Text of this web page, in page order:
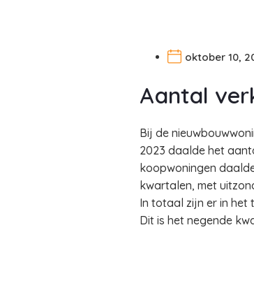
oktober 10,
Aantal
Bij de
2023 daalde het
koopwoningen
kwartalen, met
In totaal zijn er in het
Dit is het negende